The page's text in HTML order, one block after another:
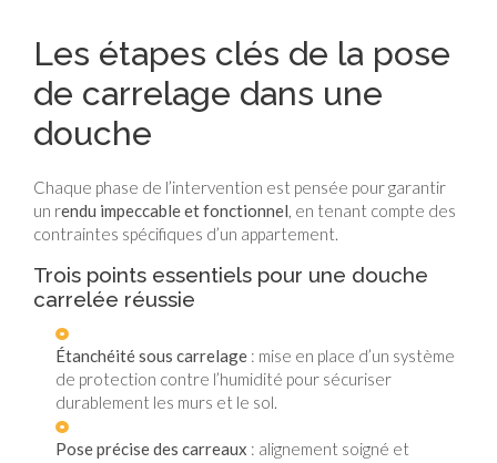
Les étapes clés de la pose
de carrelage dans une
douche
Chaque phase de l’intervention est pensée pour garantir
un rendu impeccable et fonctionnel , en tenant compte des
contraintes spécifiques d’un appartement.
Trois points essentiels pour une douche
carrelée réussie
Étanchéité sous carrelage : mise en place d’un système
de protection contre l’humidité pour sécuriser
durablement les murs et le sol.
Pose précise des carreaux : alignement soigné et